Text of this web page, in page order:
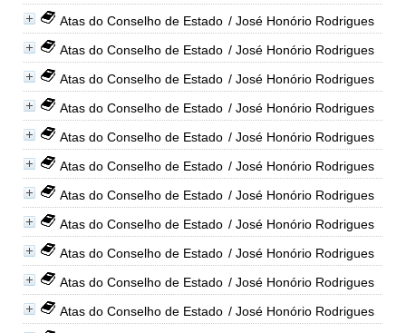
Atas do Conselho de Estado / José Honório Rodrigues
Atas do Conselho de Estado / José Honório Rodrigues
Atas do Conselho de Estado / José Honório Rodrigues
Atas do Conselho de Estado / José Honório Rodrigues
Atas do Conselho de Estado / José Honório Rodrigues
Atas do Conselho de Estado / José Honório Rodrigues
Atas do Conselho de Estado / José Honório Rodrigues
Atas do Conselho de Estado / José Honório Rodrigues
Atas do Conselho de Estado / José Honório Rodrigues
Atas do Conselho de Estado / José Honório Rodrigues
Atas do Conselho de Estado / José Honório Rodrigues